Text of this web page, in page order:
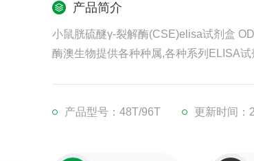
产品简介
小鼠胱硫醚γ-裂解酶(CSE)elisa试剂盒
酶澳生物提供各种种属,各种系列ELISA
产品型号：48T/96T
更新时间：